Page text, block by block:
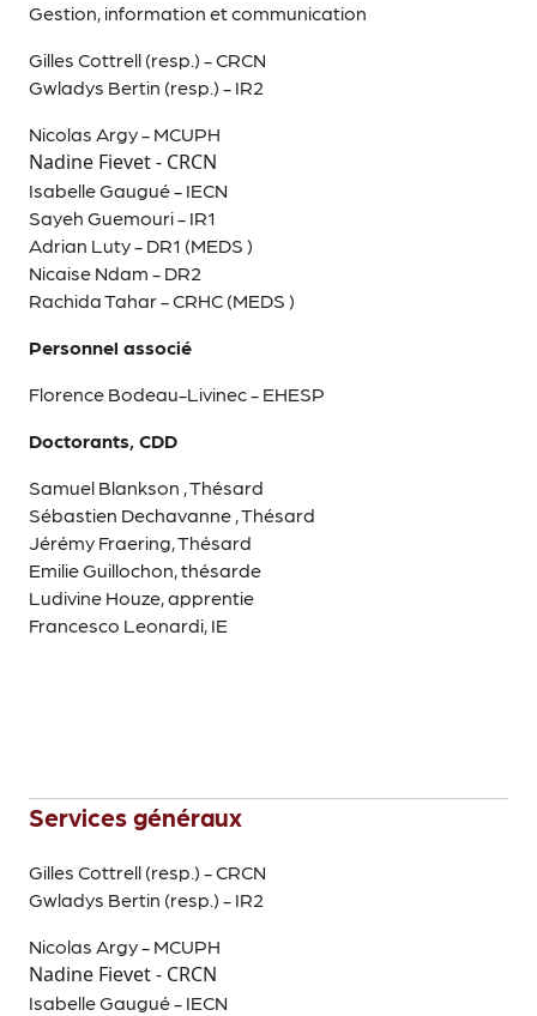
Gestion, information et communication
Gilles Cottrell (resp.) - CRCN
Gwladys Bertin (resp.) - IR2
Nicolas Argy - MCUPH
Nadine Fievet - CRCN
Isabelle Gaugué - IECN
Sayeh Guemouri - IR1
Adrian Luty - DR1 (MEDS )
Nicaise Ndam - DR2
Rachida Tahar - CRHC (MEDS )
Personnel associé
Florence Bodeau-Livinec - EHESP
Doctorants, CDD
Samuel Blankson , Thésard
Sébastien Dechavanne , Thésard
Jérémy Fraering, Thésard
Emilie Guillochon, thésarde
Ludivine Houze, apprentie
Francesco Leonardi, IE
Services généraux
Gilles Cottrell (resp.) - CRCN
Gwladys Bertin (resp.) - IR2
Nicolas Argy - MCUPH
Nadine Fievet - CRCN
Isabelle Gaugué - IECN